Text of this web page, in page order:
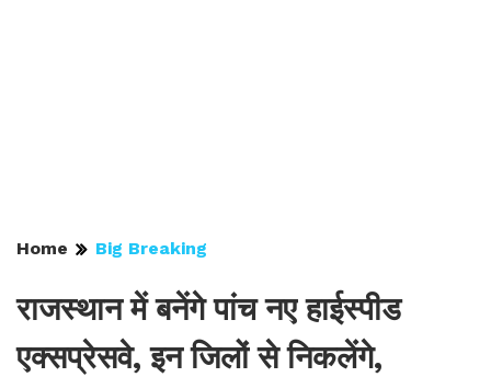
Home Big Breaking
राजस्थान में बनेंगे पांच नए हाईस्पीड
एक्सप्रेसवे, इन जिलों से निकलेंगे,